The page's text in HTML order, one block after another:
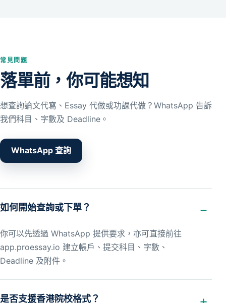
常見問題
落單前，你可能想知
想查詢論文代寫、Essay 代做或功課代做？WhatsApp 告訴
我們科目、字數及 Deadline。
WhatsApp 查詢
如何開始查詢或下單？
你可以先透過 WhatsApp 提供要求，亦可直接前往
app.proessay.io 建立帳戶、提交科目、字數、
Deadline 及附件。
是否支援香港院校格式？